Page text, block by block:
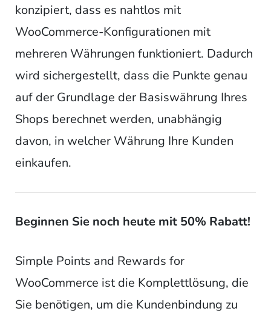
konzipiert, dass es nahtlos mit
WooCommerce-Konfigurationen mit
mehreren Währungen funktioniert. Dadurch
wird sichergestellt, dass die Punkte genau
auf der Grundlage der Basiswährung Ihres
Shops berechnet werden, unabhängig
davon, in welcher Währung Ihre Kunden
einkaufen.
Beginnen Sie noch heute mit 50% Rabatt!
Simple Points and Rewards for
WooCommerce ist die Komplettlösung, die
Sie benötigen, um die Kundenbindung zu